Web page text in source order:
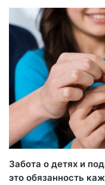
Забота о детях и
это обязанность